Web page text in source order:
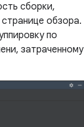
сборки,
странице обзора.
по
затраченному